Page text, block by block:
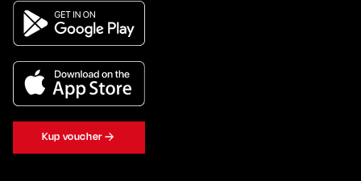
Kup voucher